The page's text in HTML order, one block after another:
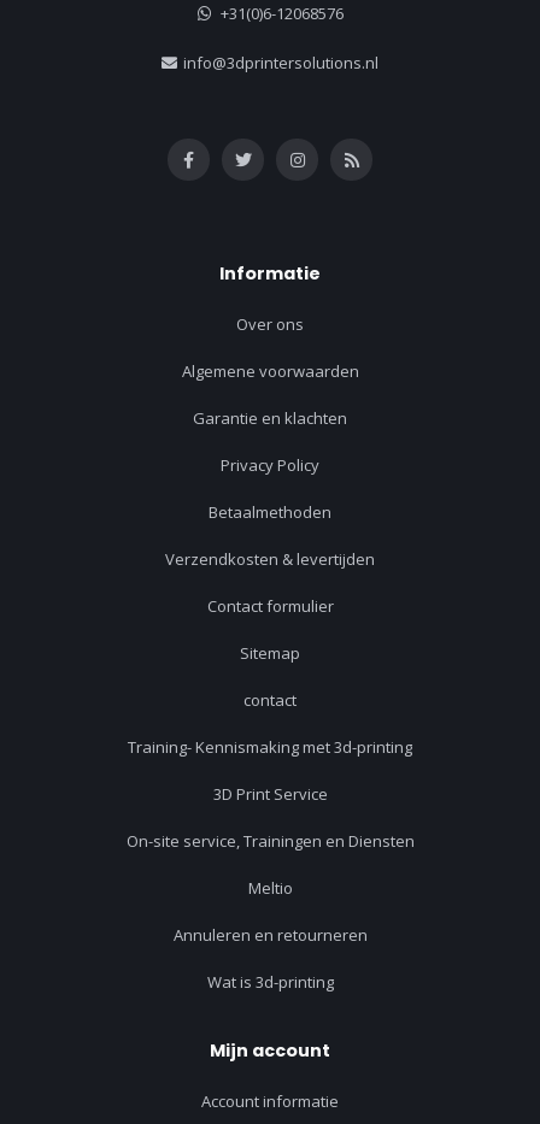
+31(0)6-12068576
info@3dprintersolutions.nl
Informatie
Over ons
Algemene voorwaarden
Garantie en klachten
Privacy Policy
Betaalmethoden
Verzendkosten & levertijden
Contact formulier
Sitemap
contact
Training- Kennismaking met 3d-printing
3D Print Service
On-site service, Trainingen en Diensten
Meltio
Annuleren en retourneren
Wat is 3d-printing
Mijn account
Account informatie